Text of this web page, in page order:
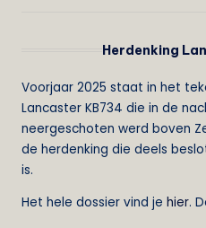
Herdenking
Voorjaar 2025 staat in het
Lancaster KB734 die in de
neergeschoten werd boven
de herdenking die deels
is.
Het hele dossier vind je hier.